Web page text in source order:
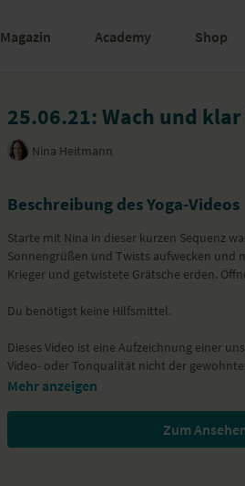
Magazin Academy Shop
25.06.21: Wach und klar
Nina Heitmann
Beschreibung des Yoga-Videos
Starte mit Nina in dieser kurzen Sequenz
Sonnengrüßen und Twists aufwecken und
Krieger und getwistete Grätsche erden.
Du benötigst keine Hilfsmittel.
Dieses Video ist eine Aufzeichnung einer
Video- oder Tonqualität nicht der
Mehr anzeigen
Zum